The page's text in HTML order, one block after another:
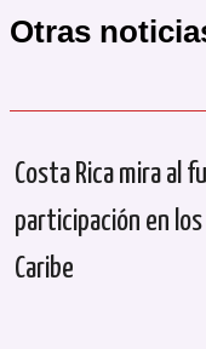
Otras
Costa Rica mira al
participación en
Caribe